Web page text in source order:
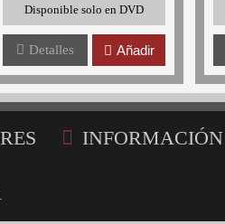
Disponible solo en DVD
Detalles Añadir
INFORMACIÓN